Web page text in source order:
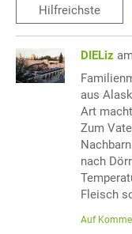
Hilfreichste
DIELiz
aus
Art
Zum
nach
Fleisch
Auf